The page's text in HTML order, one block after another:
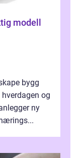
bygg
og
ny